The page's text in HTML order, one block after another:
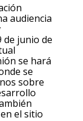
audiencia
de junio de
se hará
se
sobre
el sitio